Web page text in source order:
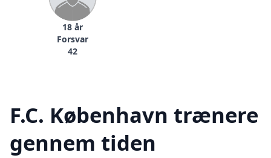
18 år
Forsvar
42
F.C. København trænere
gennem tiden